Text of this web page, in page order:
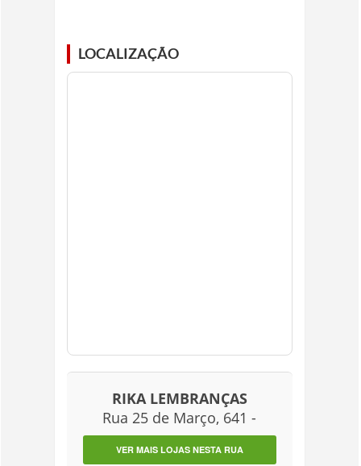
LOCALIZAÇÃO
RIKA LEMBRANÇAS
Rua 25 de Março, 641 -
VER MAIS LOJAS NESTA RUA